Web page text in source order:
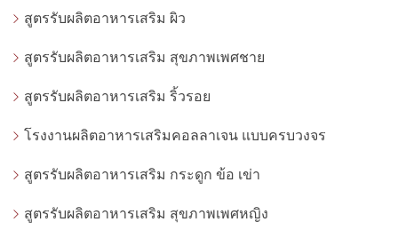
สูตรรับผลิตอาหารเสริม ผิว
สูตรรับผลิตอาหารเสริม สุขภาพเพศชาย
สูตรรับผลิตอาหารเสริม ริ้วรอย
โรงงานผลิตอาหารเสริมคอลลาเจน แบบครบวงจร
สูตรรับผลิตอาหารเสริม กระดูก ข้อ เข่า
สูตรรับผลิตอาหารเสริม สุขภาพเพศหญิง